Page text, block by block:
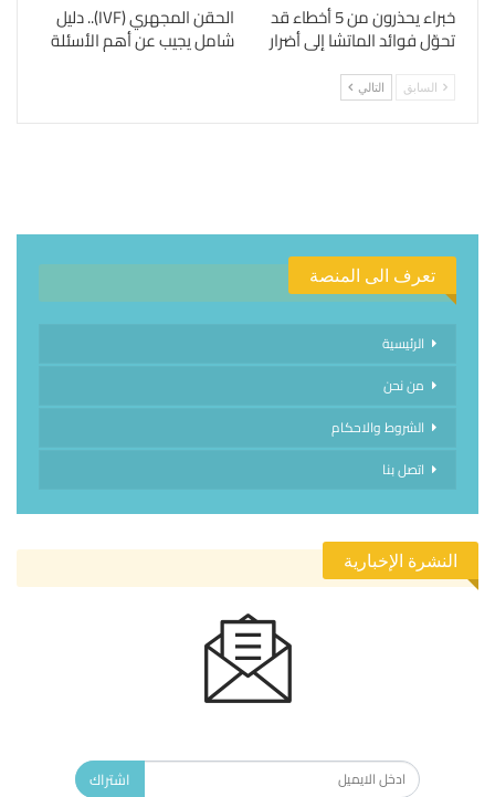
خبراء يحذرون من 5 أخطاء قد
تحوّل فوائد الماتشا إلى أضرار
الحقن المجهري (IVF).. دليل
شامل يجيب عن أهم الأسئلة
السابق التالي
تعرف الى المنصة
الرئيسية
من نحن
الشروط والاحكام
اتصل بنا
النشرة الإخبارية
اشتراك